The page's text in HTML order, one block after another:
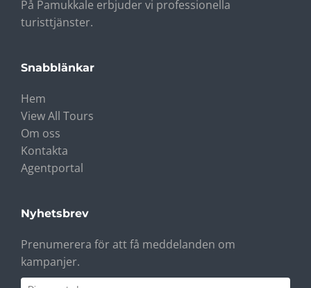
På Pamukkale erbjuder vi professionella
turisttjänster.
Snabblänkar
Hem
View All Tours
Om oss
Kontakta
Agentportal
Nyhetsbrev
Prenumerera för att få meddelanden om
kampanjer.